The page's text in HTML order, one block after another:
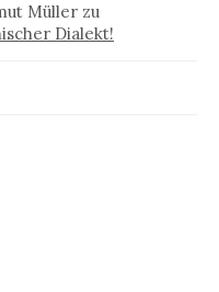
Müller zu
Dialekt!